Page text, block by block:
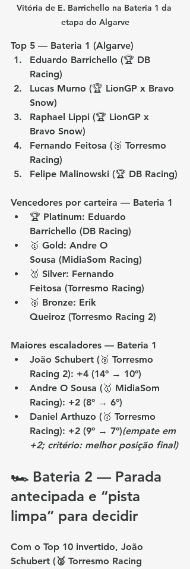
Vitória de E. Barrichello na Bateria 1 da
etapa do Algarve
Top 5 — Bateria 1 (Algarve)
Eduardo Barrichello (🏆 DB
Racing)
Lucas Murno (🏆 LionGP x Bravo
Snow)
Raphael Lippi (🏆 LionGP x
Bravo Snow)
Fernando Feitosa (🥈 Torresmo
Racing)
Felipe Malinowski (🏆 DB Racing)
Vencedores por carteira — Bateria 1
🏆 Platinum: Eduardo
Barrichello (DB Racing)
🥇 Gold: Andre O
Sousa (MidiaSom Racing)
🥈 Silver: Fernando
Feitosa (Torresmo Racing)
🥉 Bronze: Erik
Queiroz (Torresmo Racing 2)
Maiores escaladores — Bateria 1
João Schubert (🥈 Torresmo
Racing 2): +4 (14º → 10º)
Andre O Sousa (🥇 MidiaSom
Racing): +2 (8º → 6º)
Daniel Arthuzo (🥇 Torresmo
Racing): +2 (9º → 7º)(empate em
+2; critério: melhor posição final)
🏎️ Bateria 2 — Parada
antecipada e “pista
limpa” para decidir
Com o Top 10 invertido, João
Schubert (🥈 Torresmo Racing